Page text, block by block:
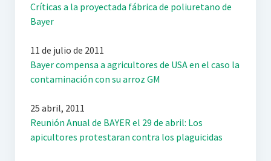
Críticas a la proyectada fábrica de poliuretano de
Bayer
11 de julio de 2011
Bayer compensa a agricultores de USA en el caso la
contaminación con su arroz GM
25 abril, 2011
Reunión Anual de BAYER el 29 de abril: Los
apicultores protestaran contra los plaguicidas